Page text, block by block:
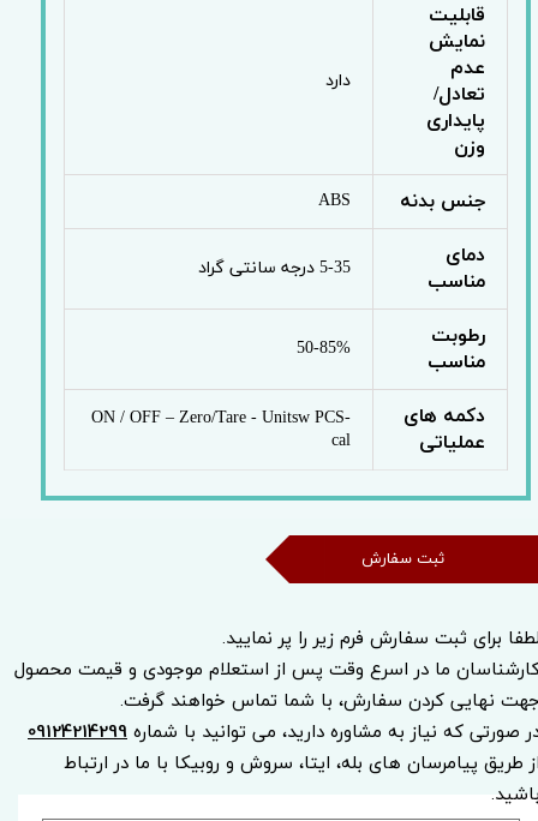
قابلیت
نمایش
عدم
تعادل/
پایداری
وزن
دارد
جنس بدنه ABS
دمای
مناسب
5-35 درجه سانتی گراد
رطوبت
مناسب
50-85%
دکمه های
عملیاتی
ON / OFF – Zero/Tare - Unitsw PCS-
cal
برای ثبت سفارش فرم زیر را پر نمایید.
ما در اسرع وقت پس از استعلام موجودی و قیمت محصول
نهایی کردن سفارش، با شما تماس خواهند گرفت.
صورتی که نیاز به مشاوره دارید، می توانید با شماره09124214299
طریق پیامرسان های بله، ایتا، سروش و روبیکا با ما در ارتباط
ثبت سفارش